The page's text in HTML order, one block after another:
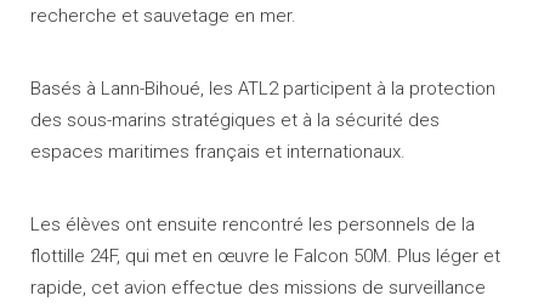
recherche et sauvetage en mer.
Basés à Lann-Bihoué, les ATL2 participent à la protection
des sous-marins stratégiques et à la sécurité des
espaces maritimes français et internationaux.
Les élèves ont ensuite rencontré les personnels de la
flottille 24F, qui met en œuvre le Falcon 50M. Plus léger et
rapide, cet avion effectue des missions de surveillance